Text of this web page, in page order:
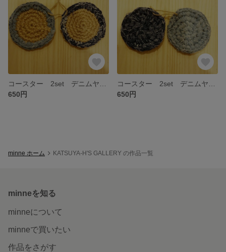
650円
650円
minne ホーム KATSUYA-H'S GALLERY の作品一覧
minneを知る
minneについて
minneで買いたい
作品をさがす